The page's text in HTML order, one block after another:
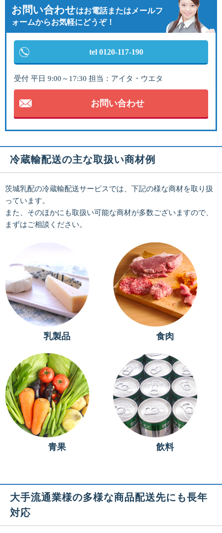
お問い合わせはお電話またはメールフ
ォームからお気軽にどうぞ！
tel 0120-117-190
受付 平日 9:00～17:30 担当：アイタ・ウエタ
お問い合わせ
冷蔵輸配送の主な取扱い商材例
茨城乳配の冷蔵輸配送サービスでは、下記の様な商材を取り扱
っています。
また、そのほかにも取扱い可能な商材が多数ございますので、
まずはご相談ください。
乳製品 食肉
青果 飲料
大手流通業様の多様な商品配送先にも長年
対応